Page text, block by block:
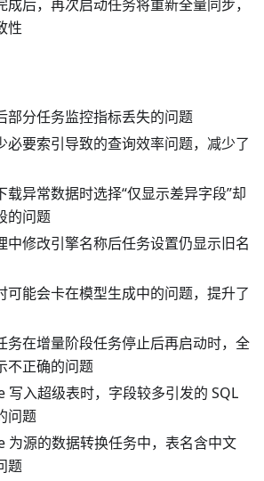
后，再次启动任务将重新全量同步，
性
部分任务监控指标丢失的问题
必要索引导致的查询效率问题，减少了
载异常数据时选择“仅显示差异字段”却
的问题
中修改引擎名称后任务设置仍显示旧名
可能会卡在模型生成中的问题，提升了
务在增量阶段任务停止后再启动时，全
不正确的问题
写入超级表时，字段较多引发的 SQL
问题
为源的数据转换任务中，表名含中文
题